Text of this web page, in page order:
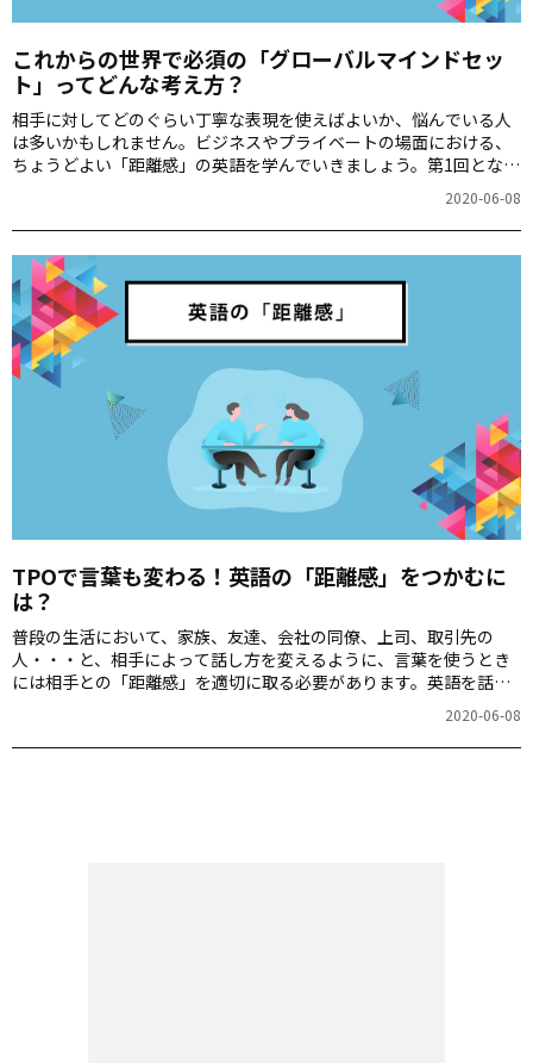
これからの世界で必須の「グローバルマインドセッ
ト」ってどんな考え方？
相手に対してどのぐらい丁寧な表現を使えばよいか、悩んでいる人
は多いかもしれません。ビジネスやプライベートの場面における、
ちょうどよい「距離感」の英語を学んでいきましょう。第1回となる
トのロッシェル・カップさんに、日本と世界におけるコミュニケー
ションギャップや考え方や文化の違いについて伺いました。
2020-06-08
TPOで言葉も変わる！英語の「距離感」をつかむに
は？
普段の生活において、家族、友達、会社の同僚、上司、取引先の
人・・・と、相手によって話し方を変えるように、言葉を使うとき
には相手との「距離感」を適切に取る必要があります。英語を話す
た表現を使うことが重要です。そんな「英語の距離感」にまつわる
記事のご紹介です。
2020-06-08